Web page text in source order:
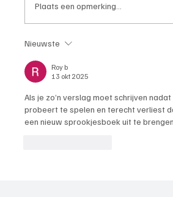
woord
Plaats een opmerking...
Nieuwste
Roy b
13 okt 2025
Als je zo’n verslag moet schrijven
probeert te spelen en terecht verliest
een nieuw sprookjesboek uit te